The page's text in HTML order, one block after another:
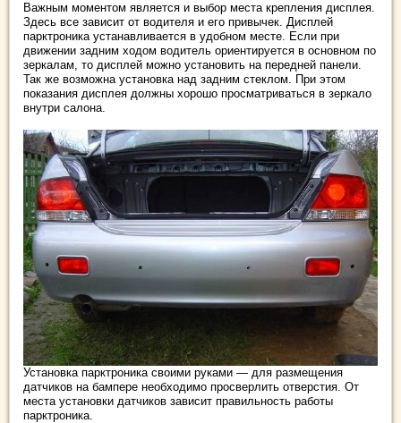
Важным моментом является и выбор места крепления дисплея.
Здесь все зависит от водителя и его привычек. Дисплей
парктроника устанавливается в удобном месте. Если при
движении задним ходом водитель ориентируется в основном по
зеркалам, то дисплей можно установить на передней панели.
Так же возможна установка над задним стеклом. При этом
показания дисплея должны хорошо просматриваться в зеркало
внутри салона.
Установка парктроника своими руками — для размещения
датчиков на бампере необходимо просверлить отверстия. От
места установки датчиков зависит правильность работы
парктроника.